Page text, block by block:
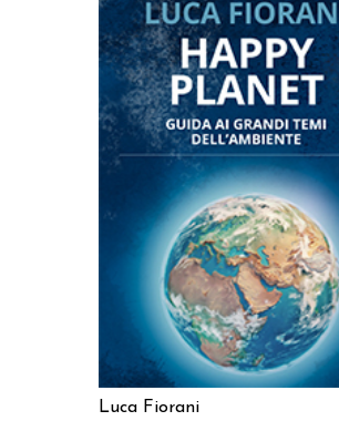
AGGIUNGI AL CARRELLO
Luca Fiorani